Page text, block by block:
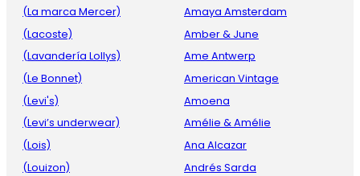
(La marca Mercer)
(Lacoste)
(Lavandería Lollys)
(Le Bonnet)
(Levi's)
(Levi’s underwear)
(Lois)
(Louizon)
Amaya Amsterdam
Amber & June
Ame Antwerp
American Vintage
Amoena
Amélie & Amélie
Ana Alcazar
Andrés Sarda